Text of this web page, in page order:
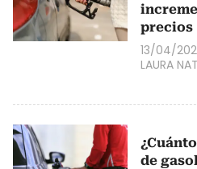
precios
13/04/
LAURA
de